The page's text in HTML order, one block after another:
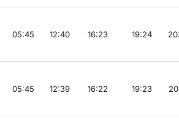
05:45 12:40 16:23 19:24
05:45 12:39 16:22 19:23